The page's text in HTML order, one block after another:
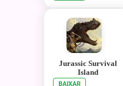
Jurassic Survival
Island
BAIXAR